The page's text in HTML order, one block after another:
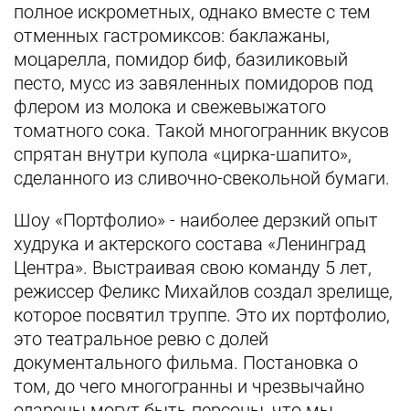
полное искрометных, однако вместе с тем
отменных гастромиксов: баклажаны,
моцарелла, помидор биф, базиликовый
песто, мусс из завяленных помидоров под
флером из молока и свежевыжатого
томатного сока. Такой многогранник вкусов
спрятан внутри купола «цирка-шапито»,
сделанного из сливочно-свекольной бумаги.
Шоу «Портфолио» - наиболее дерзкий опыт
худрука и актерского состава «Ленинград
Центра». Выстраивая свою команду 5 лет,
режиссер Феликс Михайлов создал зрелище,
которое посвятил труппе. Это их портфолио,
это театральное ревю с долей
документального фильма. Постановка о
том, до чего многогранны и чрезвычайно